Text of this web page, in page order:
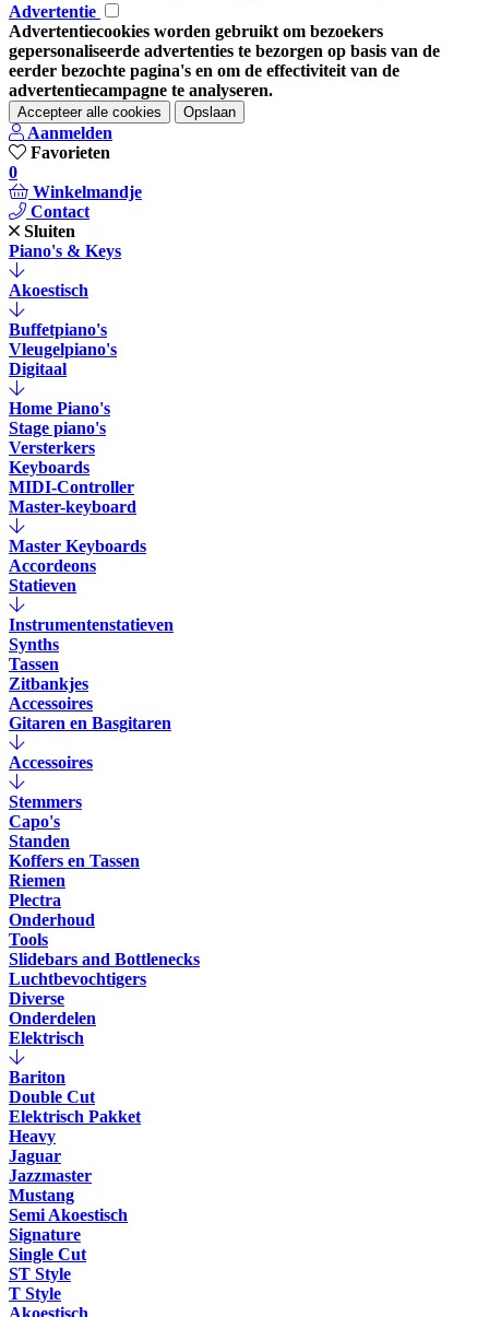
Advertentie
Advertentiecookies worden gebruikt om bezoekers
gepersonaliseerde advertenties te bezorgen op basis van de
eerder bezochte pagina's en om de effectiviteit van de
advertentiecampagne te analyseren.
Accepteer alle cookies Opslaan
Aanmelden
Favorieten
0
Winkelmandje
Contact
Sluiten
Piano's & Keys
Akoestisch
Buffetpiano's
Vleugelpiano's
Digitaal
Home Piano's
Stage piano's
Versterkers
Keyboards
MIDI-Controller
Master-keyboard
Master Keyboards
Accordeons
Statieven
Instrumentenstatieven
Synths
Tassen
Zitbankjes
Accessoires
Gitaren en Basgitaren
Accessoires
Stemmers
Capo's
Standen
Koffers en Tassen
Riemen
Plectra
Onderhoud
Tools
Slidebars and Bottlenecks
Luchtbevochtigers
Diverse
Onderdelen
Elektrisch
Bariton
Double Cut
Elektrisch Pakket
Heavy
Jaguar
Jazzmaster
Mustang
Semi Akoestisch
Signature
Single Cut
ST Style
T Style
Akoestisch